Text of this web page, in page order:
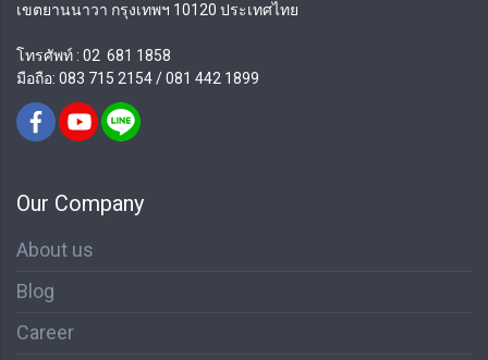
เขตยานนาวา กรุงเทพฯ 10120 ประเทศไทย
โทรศัพท์ : 02 681 1858
มือถือ: 083 715 2154 / 081 442 1899
Our Company
About us
Blog
Career